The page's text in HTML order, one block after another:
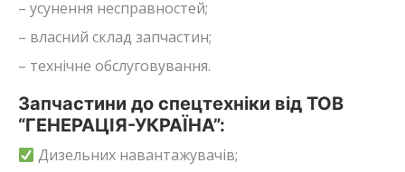
– усунення несправностей;
– власний склад запчастин;
– технічне обслуговування.
Запчастини до спецтехніки від ТОВ
“ГЕНЕРАЦІЯ-УКРАЇНА”:
Дизельних навантажувачів;